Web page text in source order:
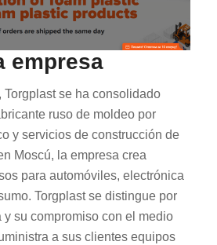
empresa
Torgplast se ha consolidado
ruso de moldeo por
y servicios de construcción de
Moscú, la empresa crea
para automóviles, electrónica
Torgplast se distingue por
su compromiso con el medio
a sus clientes equipos